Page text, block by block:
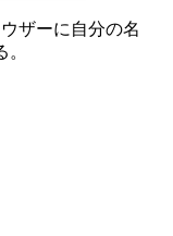
ザーに自分の名